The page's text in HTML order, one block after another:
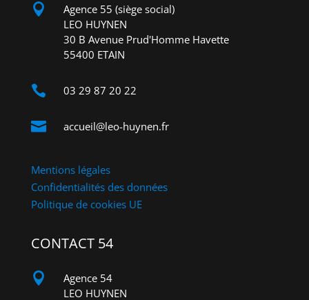

Agence 55 (siège social)
LEO HUYNEN
30 B Avenue Prud'Homme Havette
55400 ETAIN
 03 29 87 20 22
 accueil@leo-huynen.fr
Mentions légales
Confidentialités des données
Politique de cookies UE
CONTACT 54

Agence 54
LEO HUYNEN